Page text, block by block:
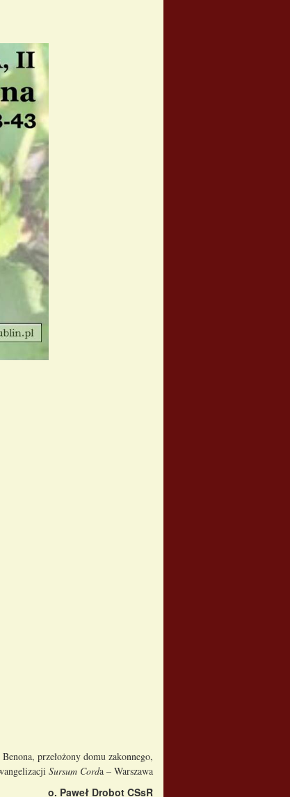
przełożony domu zakonnego,
Sursum Corda – Warszawa
o. Paweł Drobot CSsR